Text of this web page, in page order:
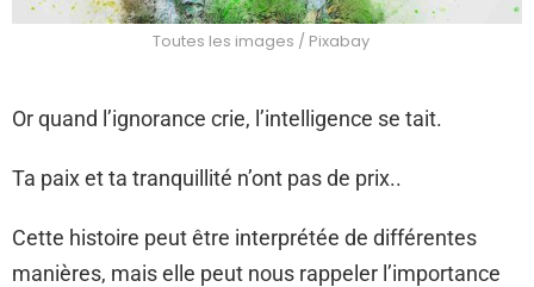
Toutes les images / Pixabay
Or quand l’ignorance crie, l’intelligence se tait.
Ta paix et ta tranquillité n’ont pas de prix..
Cette histoire peut être interprétée de différentes
manières, mais elle peut nous rappeler l’importance